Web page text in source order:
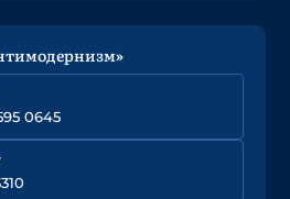
0645